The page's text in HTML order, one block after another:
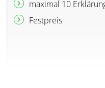
maximal 10
Festpreis